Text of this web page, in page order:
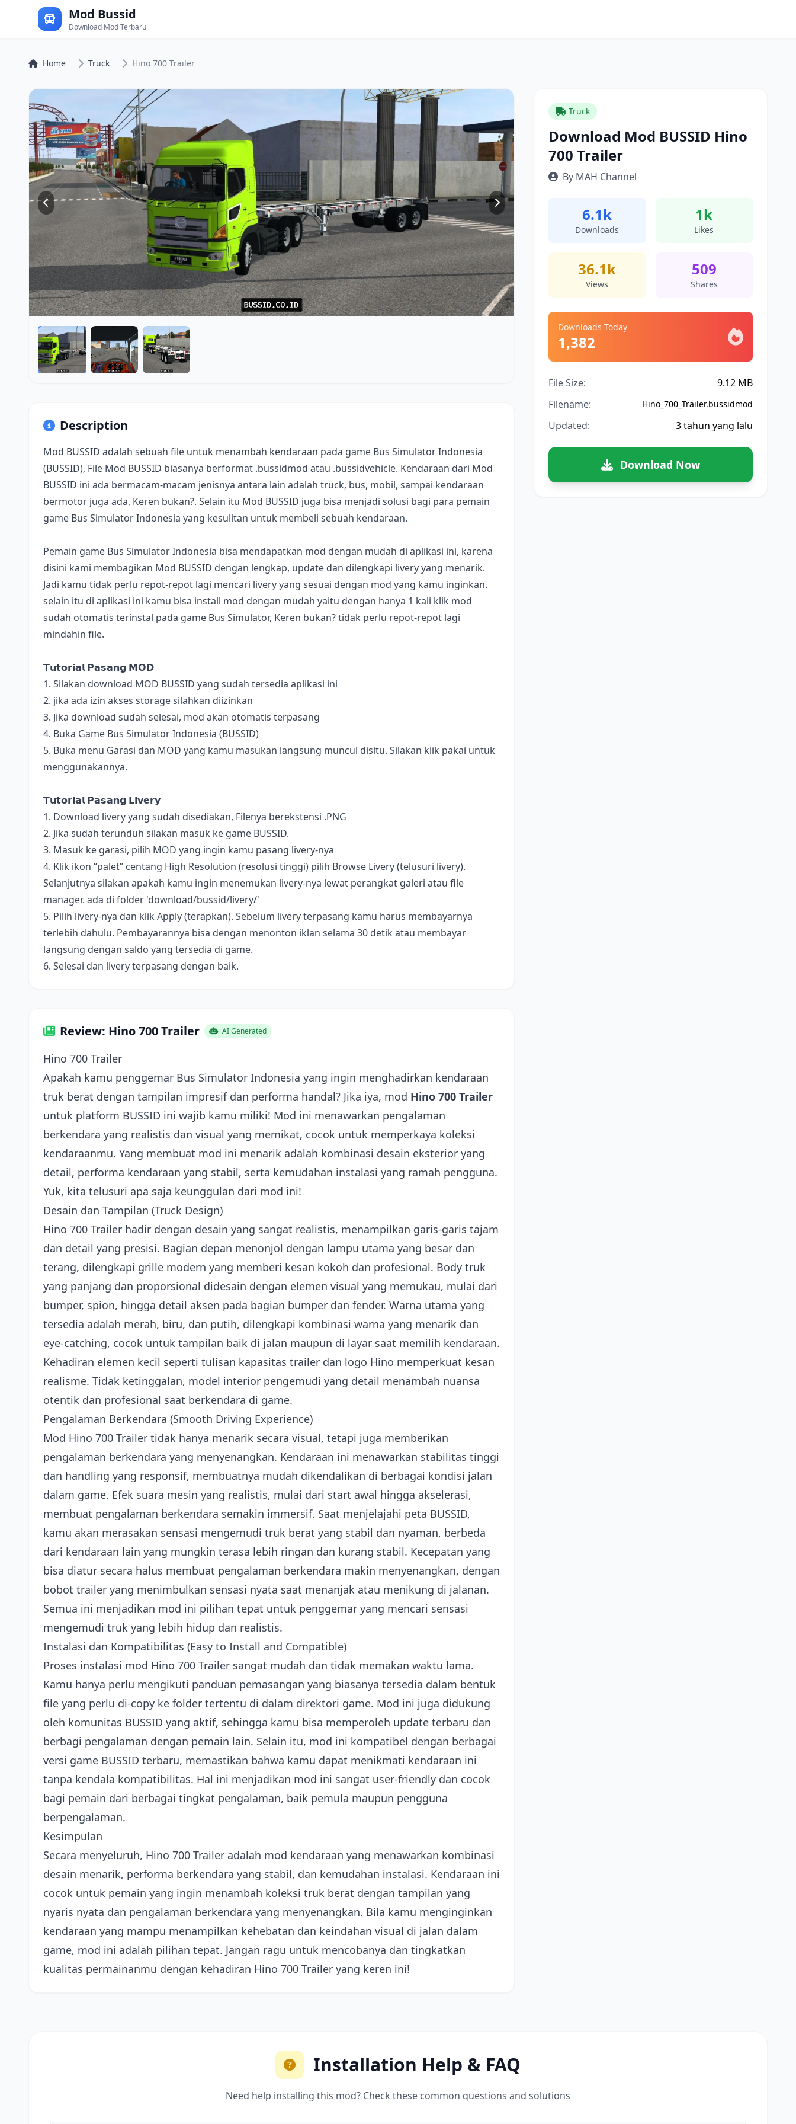
Mod Bussid
Download Mod Terbaru
Home Truck Hino 700 Trailer
Description
Mod BUSSID adalah sebuah file untuk menambah kendaraan pada game Bus Simulator Indonesia
(BUSSID), File Mod BUSSID biasanya berformat .bussidmod atau .bussidvehicle. Kendaraan dari Mod
BUSSID ini ada bermacam-macam jenisnya antara lain adalah truck, bus, mobil, sampai kendaraan
bermotor juga ada, Keren bukan?. Selain itu Mod BUSSID juga bisa menjadi solusi bagi para pemain
game Bus Simulator Indonesia yang kesulitan untuk membeli sebuah kendaraan.
Pemain game Bus Simulator Indonesia bisa mendapatkan mod dengan mudah di aplikasi ini, karena
disini kami membagikan Mod BUSSID dengan lengkap, update dan dilengkapi livery yang menarik.
Jadi kamu tidak perlu repot-repot lagi mencari livery yang sesuai dengan mod yang kamu inginkan.
selain itu di aplikasi ini kamu bisa install mod dengan mudah yaitu dengan hanya 1 kali klik mod
sudah otomatis terinstal pada game Bus Simulator, Keren bukan? tidak perlu repot-repot lagi
mindahin file.
𝗧𝘂𝘁𝗼𝗿𝗶𝗮𝗹 𝗣𝗮𝘀𝗮𝗻𝗴 𝗠𝗢𝗗
1. Silakan download MOD BUSSID yang sudah tersedia aplikasi ini
2. jika ada izin akses storage silahkan diizinkan
3. Jika download sudah selesai, mod akan otomatis terpasang
4. Buka Game Bus Simulator Indonesia (BUSSID)
5. Buka menu Garasi dan MOD yang kamu masukan langsung muncul disitu. Silakan klik pakai untuk
menggunakannya.
𝗧𝘂𝘁𝗼𝗿𝗶𝗮𝗹 𝗣𝗮𝘀𝗮𝗻𝗴 𝗟𝗶𝘃𝗲𝗿𝘆
1. Download livery yang sudah disediakan, Filenya berekstensi .PNG
2. Jika sudah terunduh silakan masuk ke game BUSSID.
3. Masuk ke garasi, pilih MOD yang ingin kamu pasang livery-nya
4. Klik ikon “palet” centang High Resolution (resolusi tinggi) pilih Browse Livery (telusuri livery).
Selanjutnya silakan apakah kamu ingin menemukan livery-nya lewat perangkat galeri atau file
manager. ada di folder 'download/bussid/livery/'
5. Pilih livery-nya dan klik Apply (terapkan). Sebelum livery terpasang kamu harus membayarnya
terlebih dahulu. Pembayarannya bisa dengan menonton iklan selama 30 detik atau membayar
langsung dengan saldo yang tersedia di game.
6. Selesai dan livery terpasang dengan baik.
Review: Hino 700 Trailer AI Generated
Hino 700 Trailer
Apakah kamu penggemar Bus Simulator Indonesia yang ingin menghadirkan kendaraan
truk berat dengan tampilan impresif dan performa handal? Jika iya, mod Hino 700 Trailer
untuk platform BUSSID ini wajib kamu miliki! Mod ini menawarkan pengalaman
berkendara yang realistis dan visual yang memikat, cocok untuk memperkaya koleksi
kendaraanmu. Yang membuat mod ini menarik adalah kombinasi desain eksterior yang
detail, performa kendaraan yang stabil, serta kemudahan instalasi yang ramah pengguna.
Yuk, kita telusuri apa saja keunggulan dari mod ini!
Desain dan Tampilan (Truck Design)
Hino 700 Trailer hadir dengan desain yang sangat realistis, menampilkan garis-garis tajam
dan detail yang presisi. Bagian depan menonjol dengan lampu utama yang besar dan
terang, dilengkapi grille modern yang memberi kesan kokoh dan profesional. Body truk
yang panjang dan proporsional didesain dengan elemen visual yang memukau, mulai dari
bumper, spion, hingga detail aksen pada bagian bumper dan fender. Warna utama yang
tersedia adalah merah, biru, dan putih, dilengkapi kombinasi warna yang menarik dan
eye-catching, cocok untuk tampilan baik di jalan maupun di layar saat memilih kendaraan.
Kehadiran elemen kecil seperti tulisan kapasitas trailer dan logo Hino memperkuat kesan
realisme. Tidak ketinggalan, model interior pengemudi yang detail menambah nuansa
otentik dan profesional saat berkendara di game.
Pengalaman Berkendara (Smooth Driving Experience)
Mod Hino 700 Trailer tidak hanya menarik secara visual, tetapi juga memberikan
pengalaman berkendara yang menyenangkan. Kendaraan ini menawarkan stabilitas tinggi
dan handling yang responsif, membuatnya mudah dikendalikan di berbagai kondisi jalan
dalam game. Efek suara mesin yang realistis, mulai dari start awal hingga akselerasi,
membuat pengalaman berkendara semakin immersif. Saat menjelajahi peta BUSSID,
kamu akan merasakan sensasi mengemudi truk berat yang stabil dan nyaman, berbeda
dari kendaraan lain yang mungkin terasa lebih ringan dan kurang stabil. Kecepatan yang
bisa diatur secara halus membuat pengalaman berkendara makin menyenangkan, dengan
bobot trailer yang menimbulkan sensasi nyata saat menanjak atau menikung di jalanan.
Semua ini menjadikan mod ini pilihan tepat untuk penggemar yang mencari sensasi
mengemudi truk yang lebih hidup dan realistis.
Instalasi dan Kompatibilitas (Easy to Install and Compatible)
Proses instalasi mod Hino 700 Trailer sangat mudah dan tidak memakan waktu lama.
Kamu hanya perlu mengikuti panduan pemasangan yang biasanya tersedia dalam bentuk
file yang perlu di-copy ke folder tertentu di dalam direktori game. Mod ini juga didukung
oleh komunitas BUSSID yang aktif, sehingga kamu bisa memperoleh update terbaru dan
berbagi pengalaman dengan pemain lain. Selain itu, mod ini kompatibel dengan berbagai
versi game BUSSID terbaru, memastikan bahwa kamu dapat menikmati kendaraan ini
tanpa kendala kompatibilitas. Hal ini menjadikan mod ini sangat user-friendly dan cocok
bagi pemain dari berbagai tingkat pengalaman, baik pemula maupun pengguna
berpengalaman.
Kesimpulan
Secara menyeluruh, Hino 700 Trailer adalah mod kendaraan yang menawarkan kombinasi
desain menarik, performa berkendara yang stabil, dan kemudahan instalasi. Kendaraan ini
cocok untuk pemain yang ingin menambah koleksi truk berat dengan tampilan yang
nyaris nyata dan pengalaman berkendara yang menyenangkan. Bila kamu menginginkan
kendaraan yang mampu menampilkan kehebatan dan keindahan visual di jalan dalam
game, mod ini adalah pilihan tepat. Jangan ragu untuk mencobanya dan tingkatkan
kualitas permainanmu dengan kehadiran Hino 700 Trailer yang keren ini!
Truck
Download Mod BUSSID Hino
700 Trailer
By MAH Channel
6.1k
Downloads
1k
Likes
36.1k
Views
509
Shares
Downloads Today
1,382
File Size:
9.12 MB
Filename:
Hino_700_Trailer.bussidmod
Updated: 3 tahun yang lalu
Download Now
Installation Help & FAQ
Need help installing this mod? Check these common questions and solutions